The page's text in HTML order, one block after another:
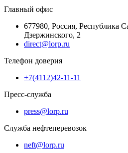
Главный офис
677980, Россия, Республика
Дзержинского, 2
direct@lorp.ru
Телефон доверия
+7(4112)42-11-11
Пресс-служба
press@lorp.ru
Служба нефтеперевозок
neft@lorp.ru